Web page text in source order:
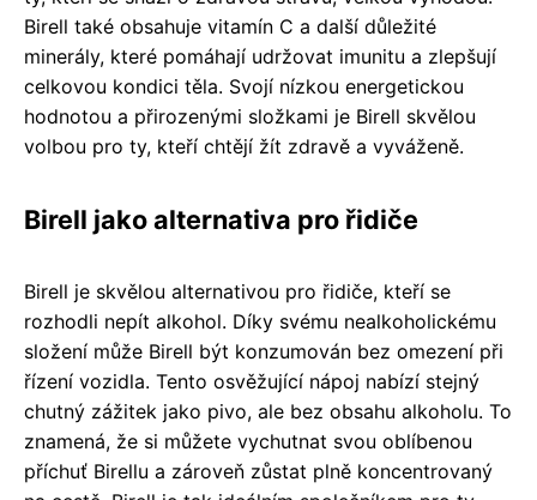
Birell také obsahuje vitamín C a další důležité
minerály, které pomáhají udržovat imunitu a zlepšují
celkovou kondici těla. Svojí nízkou energetickou
hodnotou a přirozenými složkami je Birell skvělou
volbou pro ty, kteří chtějí žít zdravě a vyváženě.
Birell jako alternativa pro řidiče
Birell je skvělou alternativou pro řidiče, kteří se
rozhodli nepít alkohol. Díky svému nealkoholickému
složení může Birell být konzumován bez omezení při
řízení vozidla. Tento osvěžující nápoj nabízí stejný
chutný zážitek jako pivo, ale bez obsahu alkoholu. To
znamená, že si můžete vychutnat svou oblíbenou
příchuť Birellu a zároveň zůstat plně koncentrovaný